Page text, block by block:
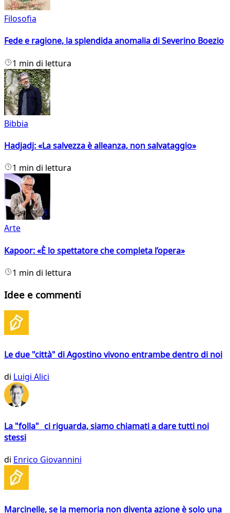
Filosofia
Fede e ragione, la splendida anomalia di Severino Boezio
1 min di lettura
Bibbia
Hadjadj: «La salvezza è alleanza, non salvataggio»
1 min di lettura
Arte
Kapoor: «È lo spettatore che completa l’opera»
1 min di lettura
Idee e commenti
Le due "città" di Agostino vivono entrambe dentro di noi
di Luigi Alici
La "folla" ci riguarda, siamo chiamati a dare tutti noi
stessi
di Enrico Giovannini
Marcinelle, se la memoria non diventa azione è solo una